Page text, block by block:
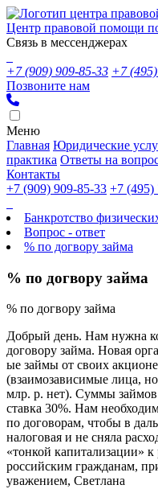
Центр правовой помощи
Связь в мессенджерах
+7 (909) 909-85-33 +7
Позвоните нам
Меню
Главная Юридические
практика Ответы на
Контакты
+7 (909) 909-85-33 +7 (495)
Банкротство
Вопрос - ответ
% по догвору займа
% по догвору займа
% по догвору займа
Добрый день. Нам нужна
договору займа. Новая
ые займы от своих
(взаимозависимые лица,
млр. р. нет). Суммы
ставка 30%. Нам
по договорам, чтобы в
налоговая и не сняла
«тонкой капитализации»
российским гражданам,
уважением, Светлана